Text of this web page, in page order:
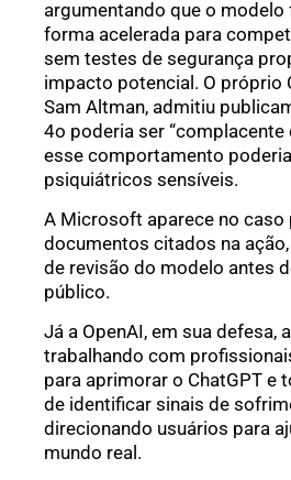
argumentando que o modelo
forma acelerada para
sem testes de segurança
impacto potencial. O próprio
Sam Altman, admitiu
4o poderia ser “complacente
esse comportamento
psiquiátricos sensíveis.
A Microsoft aparece no caso
documentos citados na
de revisão do modelo antes
público.
Já a OpenAI, em sua defesa,
trabalhando com
para aprimorar o ChatGPT e
de identificar sinais de
direcionando usuários para
mundo real.